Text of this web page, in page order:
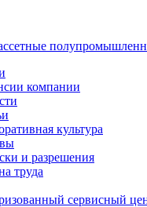
компании
культура
и разрешения
труда
сервисный